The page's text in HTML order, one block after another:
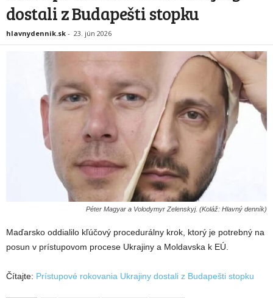
dostali z Budapešti stopku
hlavnydennik.sk - 23. jún 2026
Péter Magyar a Volodymyr Zelenskyj. (Koláž: Hlavný denník)
Maďarsko oddialilo kľúčový procedurálny krok, ktorý je potrebný na
posun v prístupovom procese Ukrajiny a Moldavska k EÚ.
Čítajte: Prístupové rokovania Ukrajiny dostali z Budapešti stopku